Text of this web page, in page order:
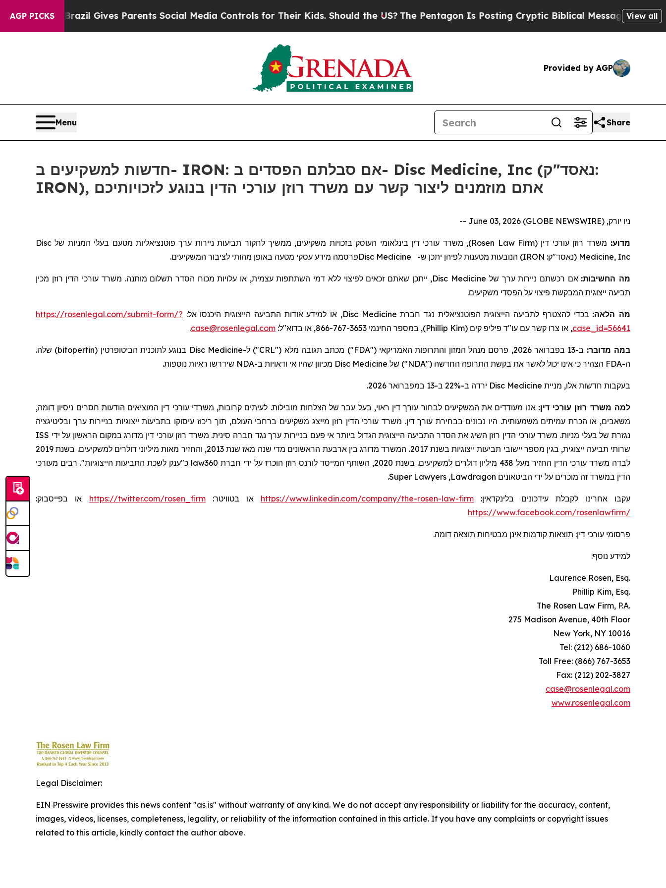
AGP PICKS
YouthBrazil Gives Parents Social Media Controls for Their Kids. Should the US?The Pentagon Is Posting Cryptic Biblical Messages on Social
View all
Provided by AGP
Menu Share
חדשות למשקיעים ב- IRON: אם סבלתם הפסדים ב- Disc Medicine, Inc (נאסד"ק:
IRON), אתם מוזמנים ליצור קשר עם משרד רוזן עורכי הדין בנוגע לזכויותיכם
ניו יורק, June 03, 2026 (GLOBE NEWSWIRE) --
מדוע: משרד רוזן עורכי דין (Rosen Law Firm
), משרד עורכי דין בינלאומי העוסק בזכויות משקיעים, ממשיך לחקור תביעות ניירות ערך פוטנציאליות מטעם בעלי המניות של Disc
Medicine, Inc (נאסד"ק: IRON
) הנובעות מטענות לפיהן יתכן ש- Disc Medicineפרסמה מידע עסקי מטעה באופן מהותי לציבור המשקיעים.
מה החשיבות: אם רכשתם ניירות ערך של Disc Medicine
, ייתכן שאתם זכאים לפיצוי ללא דמי השתתפות עצמית, או עלויות מכוח הסדר תשלום מותנה. משרד עורכי הדין רוזן מכין
תביעה ייצוגית המבקשת פיצוי על הפסדי משקיעים.
מה הלאה: בכדי להצטרף לתביעה הייצוגית הפוטנציאלית נגד חברת Disc Medicine, או למידע אודות התביעה הייצוגית היכנסו אל: https://rosenlegal.com/submit-form/?
case_id=56641, או צרו קשר עם עו"ד פיליפ קים (Phillip Kim), במספר החינמי 866-767-3653, או בדוא"ל: case@rosenlegal.com
.
במה מדובר: ב-13 בפברואר 2026, פרסם מנהל המזון והתרופות האמריקאי (" FDA") מכתב תגובה מלא ("CRL") ל-Disc Medicine בנוגע לתוכנית הביטופרטין (bitopertin
) שלה.
ה-FDA הצהיר כי אינו יכול לאשר את בקשת התרופה החדשה ("NDA") של Disc Medicine מכיוון שהיו אי ודאויות ב-NDA שידרשו ראיות נוספות.
בעקבות חדשות אלו, מניית Disc Medicine ירדה ב-22% ב-13 במפברואר 2026.
למה משרד רוזן עורכי דין: אנו מעודדים את המשקיעים לבחור עורך דין ראוי, בעל עבר של הצלחות מובילות. לעיתים קרובות, משרדי עורכי דין המוציאים הודעות חסרים ניסיון דומה,
משאבים, או הכרת עמיתים משמעותית. היו נבונים בבחירת עורך דין. משרד עורכי הדין רוזן מייצג משקיעים ברחבי העולם, תוך ריכוז עיסוקו בתביעות ייצוגיות בניירות ערך ובליטיגציה
נגזרת של בעלי מניות. משרד עורכי הדין רוזן השיג את הסדר התביעה הייצוגית הגדול ביותר אי פעם בניירות ערך נגד חברה סינית. משרד רוזן עורכי דין מדורג במקום הראשון על ידי ISS
שרותי תביעה ייצוגית, בגין מספר יישובי תביעות ייצוגיות בשנת 2017. המשרד מדורג בין ארבעת הראשונים מדי שנה מאז שנת 2013, והחזיר מאות מיליוני דולרים למשקיעים. בשנת 2019
לבדה משרד עורכי הדין החזיר מעל 438 מיליון דולרים למשקיעים. בשנת 2020, השותף המייסד לורנס רוזן הוכרז על ידי חברת
law360 כ"ענק לשכת התביעות הייצוגיות". רבים מעורכי
הדין במשרד זה מוכרים על ידי הביטאונים Lawdragon
,
Super Lawyers
.
עקבו אחרינו לקבלת עידכונים בלינקדאין: https://www.linkedin.com/company/the-rosen-law-firm או בטוויטר:https://twitter.com/rosen_firm או בפייסבוק:
https://www.facebook.com/rosenlawfirm/
פרסומי עורכי דין: תוצאות קודמות אינן מבטיחות תוצאה דומה.
למידע נוסף:
Laurence Rosen, Esq.
Phillip Kim, Esq.
The Rosen Law Firm, P.A.
275 Madison Avenue, 40th Floor
New York, NY 10016
Tel: (212) 686-1060
Toll Free: (866) 767-3653
Fax: (212) 202-3827
case@rosenlegal.com
www.rosenlegal.com
Legal Disclaimer:
EIN Presswire provides this news content "as is" without warranty of any kind. We do not accept any responsibility or liability for the accuracy, content,
images, videos, licenses, completeness, legality, or reliability of the information contained in this article. If you have any complaints or copyright issues
related to this article, kindly contact the author above.